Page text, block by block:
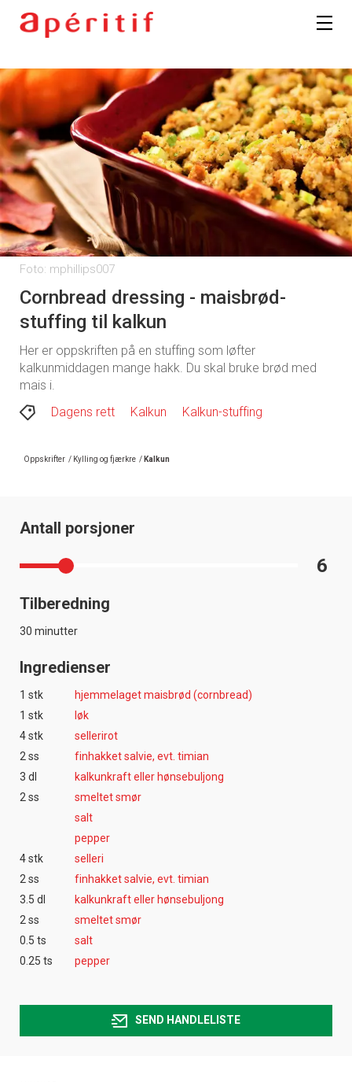
Foto: mphillips007
Cornbread dressing - maisbrød-
stuffing til kalkun
Her er oppskriften på en stuffing som løfter
kalkunmiddagen mange hakk. Du skal bruke brød med
mais i.
Dagens rett
Kalkun Kalkun-stuffing
Oppskrifter / Kylling og fjærkre / Kalkun
Antall porsjoner
6
Tilberedning
30 minutter
Ingredienser
1 stk
hjemmelaget maisbrød (cornbread)
1 stk
løk
4 stk
sellerirot
2 ss
finhakket salvie, evt. timian
3 dl
kalkunkraft eller hønsebuljong
2 ss
smeltet smør
salt
pepper
4 stk
selleri
2 ss
finhakket salvie, evt. timian
3.5 dl
kalkunkraft eller hønsebuljong
2 ss
smeltet smør
0.5 ts
salt
0.25 ts
pepper
SEND HANDLELISTE